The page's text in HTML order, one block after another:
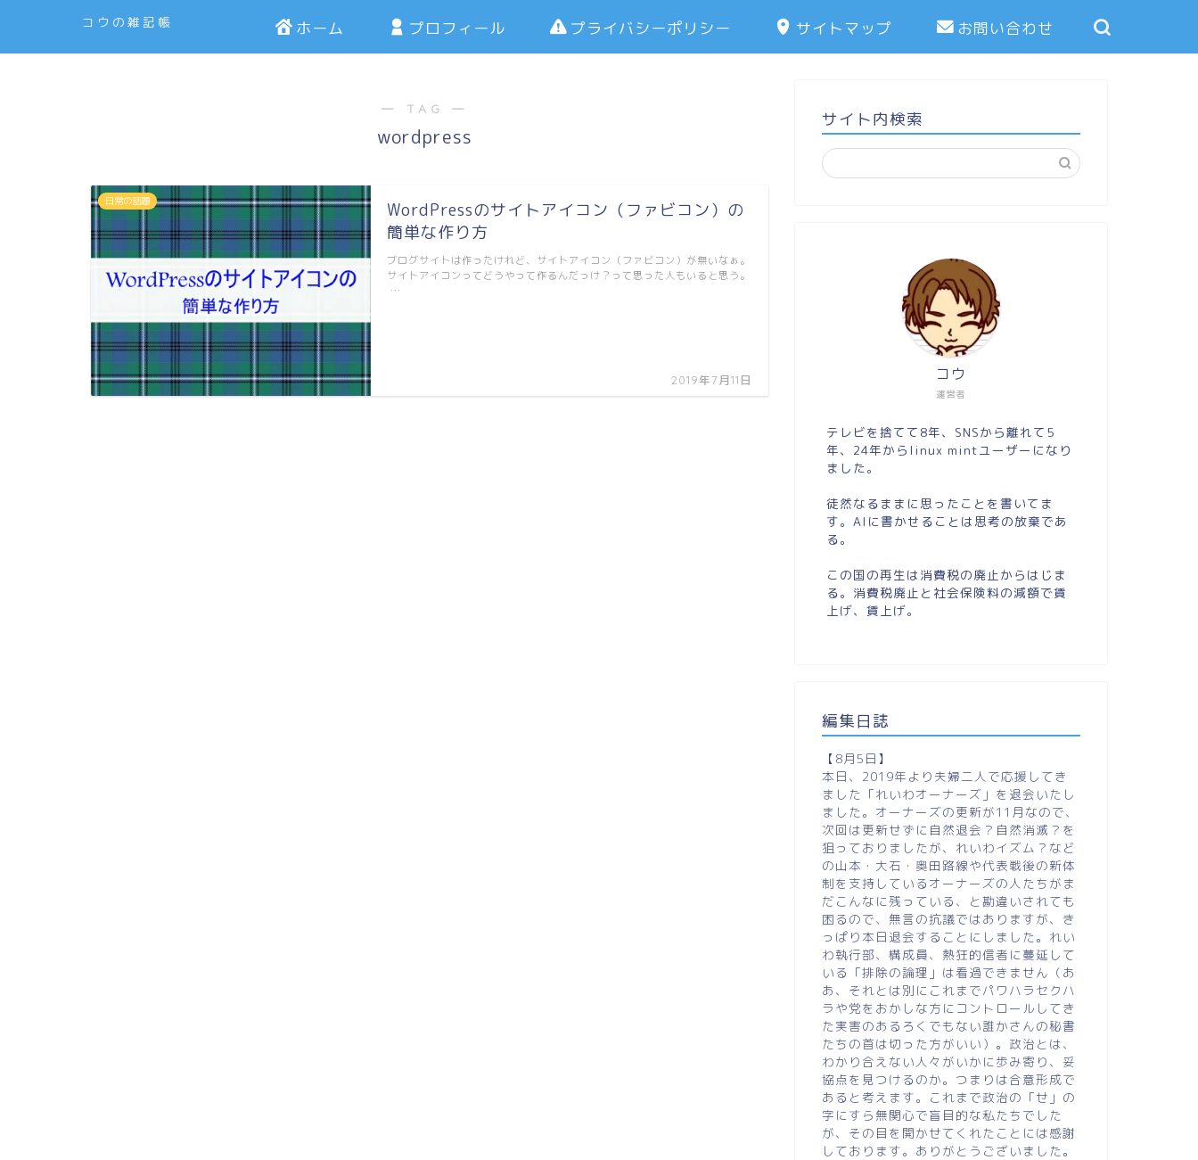
コウの雑記帳 ホーム プロフィール プライバシーポリシー サイトマップ お問い合わせ
― TAG ―
wordpress
日常の話題
WordPressのサイトアイコン（ファビコン）の
簡単な作り方
2019年7月11日
ブログサイトは作ったけれど、サイトアイコン（ファビコン）が無いなぁ。
サイトアイコンってどうやって作るんだっけ？って思った人もいると思う。
…
サイト内検索
運営者
コウ
テレビを捨てて8年、SNSから離れて5
年、24年からlinux mintユーザーになり
ました。
徒然なるままに思ったことを書いてま
す。AIに書かせることは思考の放棄であ
る。
この国の再生は消費税の廃止からはじま
る。消費税廃止と社会保険料の減額で賃
上げ、賃上げ。
編集日誌
【8月5日】
本日、2019年より夫婦二人で応援してき
ました「れいわオーナーズ」を退会いたし
ました。オーナーズの更新が11月なので、
次回は更新せずに自然退会？自然消滅？を
狙っておりましたが、れいわイズム？など
の山本・大石・奥田路線や代表戦後の新体
制を支持しているオーナーズの人たちがま
だこんなに残っている、と勘違いされても
困るので、無言の抗議ではありますが、き
っぱり本日退会することにしました。れい
わ執行部、構成員、熱狂的信者に蔓延して
いる「排除の論理」は看過できません（あ
あ、それとは別にこれまでパワハラセクハ
ラや党をおかしな方にコントロールしてき
た実害のあるろくでもない誰かさんの秘書
たちの首は切った方がいい）。政治とは、
わかり合えない人々がいかに歩み寄り、妥
協点を見つけるのか。つまりは合意形成で
あると考えます。これまで政治の「せ」の
字にすら無関心で盲目的な私たちでした
が、その目を開かせてくれたことには感謝
しております。ありがとうございました。